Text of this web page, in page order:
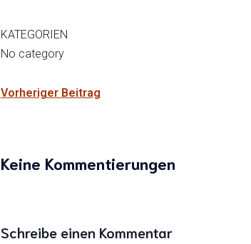
KATEGORIEN
No category
Vorheriger Beitrag
Keine Kommentierungen
Schreibe einen Kommentar